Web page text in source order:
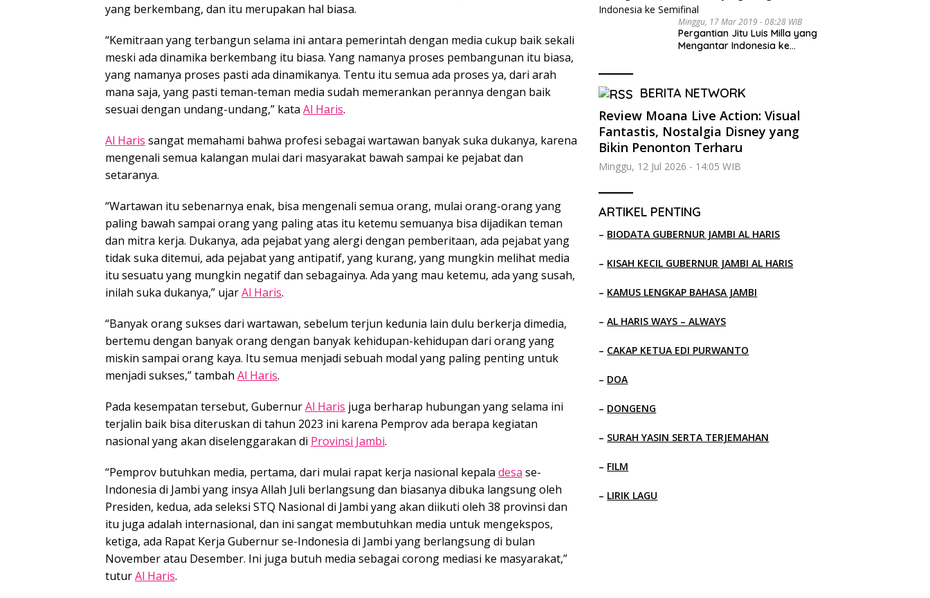
yang berkembang, dan itu merupakan hal biasa.
“Kemitraan yang terbangun selama ini antara pemerintah dengan media cukup baik sekali
meski ada dinamika berkembang itu biasa. Yang namanya proses pembangunan itu biasa,
yang namanya proses pasti ada dinamikanya. Tentu itu semua ada proses ya, dari arah
mana saja, yang pasti teman-teman media sudah memerankan perannya dengan baik
sesuai dengan undang-undang,” kata Al Haris.
Al Haris sangat memahami bahwa profesi sebagai wartawan banyak suka dukanya, karena
mengenali semua kalangan mulai dari masyarakat bawah sampai ke pejabat dan
setaranya.
“Wartawan itu sebenarnya enak, bisa mengenali semua orang, mulai orang-orang yang
paling bawah sampai orang yang paling atas itu ketemu semuanya bisa dijadikan teman
dan mitra kerja. Dukanya, ada pejabat yang alergi dengan pemberitaan, ada pejabat yang
tidak suka ditemui, ada pejabat yang antipatif, yang kurang, yang mungkin melihat media
itu sesuatu yang mungkin negatif dan sebagainya. Ada yang mau ketemu, ada yang susah,
inilah suka dukanya,” ujarAl Haris.
“Banyak orang sukses dari wartawan, sebelum terjun kedunia lain dulu berkerja dimedia,
bertemu dengan banyak orang dengan banyak kehidupan-kehidupan dari orang yang
miskin sampai orang kaya. Itu semua menjadi sebuah modal yang paling penting untuk
menjadi sukses,” tambah Al Haris.
Pada kesempatan tersebut, GubernurAl Haris juga berharap hubungan yang selama ini
terjalin baik bisa diteruskan di tahun 2023 ini karena Pemprov ada berapa kegiatan
nasional yang akan diselenggarakan di Provinsi Jambi.
“Pemprov butuhkan media, pertama, dari mulai rapat kerja nasional kepala desa se-
Indonesia di Jambi yang insya Allah Juli berlangsung dan biasanya dibuka langsung oleh
Presiden, kedua, ada seleksi STQ Nasional di Jambi yang akan diikuti oleh 38 provinsi dan
itu juga adalah internasional, dan ini sangat membutuhkan media untuk mengekspos,
ketiga, ada Rapat Kerja Gubernur se-Indonesia di Jambi yang berlangsung di bulan
November atau Desember. Ini juga butuh media sebagai corong mediasi ke masyarakat,”
tuturAl Haris.
Minggu, 17 Mar 2019 - 08:28 WIB
Pergantian Jitu Luis Milla yang
Mengantar Indonesia ke
BERITA NETWORK
Review Moana Live Action: Visual
Fantastis, Nostalgia Disney yang
Bikin Penonton Terharu
Minggu, 12 Jul 2026 - 14:05 WIB
ARTIKEL PENTING
– BIODATA GUBERNUR JAMBI AL HARIS
– KISAH KECIL GUBERNUR JAMBI AL HARIS
– KAMUS LENGKAP BAHASA JAMBI
–AL HARIS WAYS – ALWAYS
– CAKAP KETUA EDI PURWANTO
– DOA
– DONGENG
– SURAH YASIN SERTA TERJEMAHAN
– FILM
– LIRIK LAGU